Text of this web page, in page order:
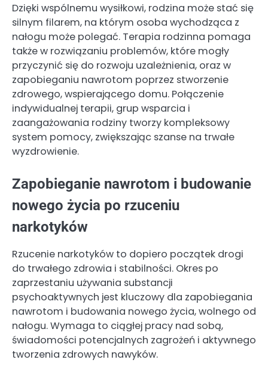
Dzięki wspólnemu wysiłkowi, rodzina może stać się
silnym filarem, na którym osoba wychodząca z
nałogu może polegać. Terapia rodzinna pomaga
także w rozwiązaniu problemów, które mogły
przyczynić się do rozwoju uzależnienia, oraz w
zapobieganiu nawrotom poprzez stworzenie
zdrowego, wspierającego domu. Połączenie
indywidualnej terapii, grup wsparcia i
zaangażowania rodziny tworzy kompleksowy
system pomocy, zwiększając szanse na trwałe
wyzdrowienie.
Zapobieganie nawrotom i budowanie
nowego życia po rzuceniu
narkotyków
Rzucenie narkotyków to dopiero początek drogi
do trwałego zdrowia i stabilności. Okres po
zaprzestaniu używania substancji
psychoaktywnych jest kluczowy dla zapobiegania
nawrotom i budowania nowego życia, wolnego od
nałogu. Wymaga to ciągłej pracy nad sobą,
świadomości potencjalnych zagrożeń i aktywnego
tworzenia zdrowych nawyków.